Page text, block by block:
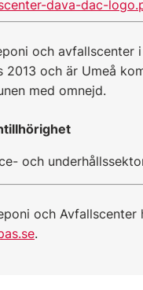
och avfallscenter
2013 och är Umeå
med omnejd.
och
och Avfallscenter
.